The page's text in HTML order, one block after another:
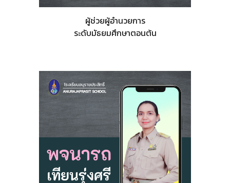
ผู้ช่วยผู้อำนวยการ
ระดับมัธยมศึกษาตอนต้น